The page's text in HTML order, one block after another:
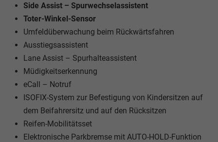
Side Assist – Spurwechselassistent
Toter-Winkel-Sensor
Umfeldüberwachung beim Rückwärtsfahren
Ausstiegsassistent
Lane Assist – Spurhalteassistent
Müdigkeitserkennung
eCall – Notruf
ISOFIX-System zur Befestigung von Kindersitzen auf
dem Beifahrersitz und auf den Rücksitzen
Reifen-Mobilitätsset
Elektronische Parkbremse mit AUTO-HOLD-Funktion